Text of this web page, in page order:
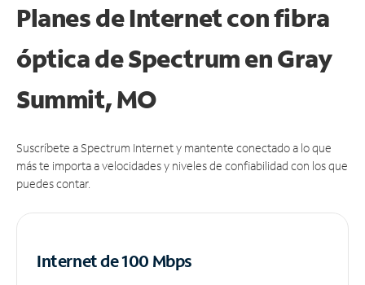
Planes de Internet con fibra
óptica de Spectrum en Gray
Summit, MO
Suscríbete a Spectrum Internet y mantente conectado a lo que
más te importa a velocidades y niveles de confiabilidad con los que
puedes contar.
Internet de 100 Mbps